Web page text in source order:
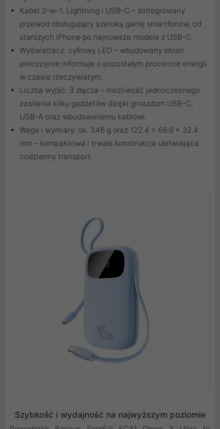
Kabel 2-w-1: Lightning i USB-C – zintegrowany
przewód obsługujący szeroką gamę smartfonów, od
starszych iPhone po najnowsze modele z USB-C.
Wyświetlacz: cyfrowy LED – wbudowany ekran
precyzyjnie informuje o pozostałym procencie energii
w czasie rzeczywistym.
Liczba wyjść: 3 złącza – możliwość jednoczesnego
zasilania kilku gadżetów dzięki gniazdom USB-C,
USB-A oraz wbudowanemu kablowi.
Waga i wymiary: ok. 346 g oraz 122.4 x 69.9 x 32.4
mm – kompaktowa i trwała konstrukcja ułatwiająca
codzienny transport.
Szybkość i wydajność na najwyższym poziomie